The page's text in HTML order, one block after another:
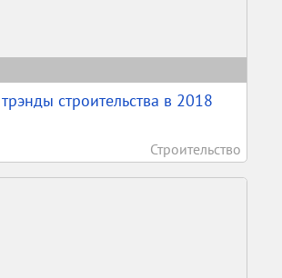
строительства в 2018
Строительство